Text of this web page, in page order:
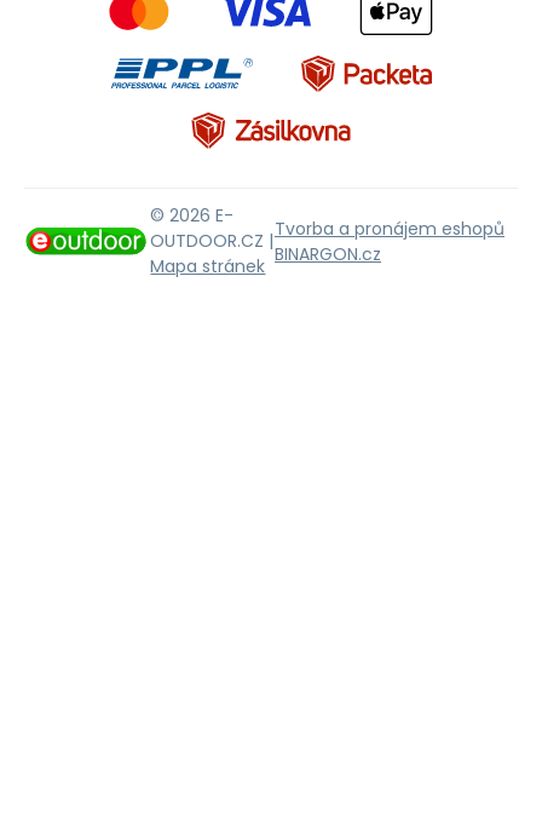
© 2026 E-
OUTDOOR.CZ |
Mapa stránek
Tvorba a pronájem eshopů
BINARGON.cz